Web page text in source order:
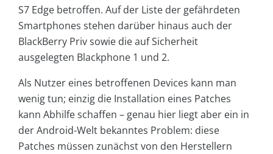
S7 Edge betroffen. Auf der Liste der gefährdeten
Smartphones stehen darüber hinaus auch der
BlackBerry Priv sowie die auf Sicherheit
ausgelegten Blackphone 1 und 2.
Als Nutzer eines betroffenen Devices kann man
wenig tun; einzig die Installation eines Patches
kann Abhilfe schaffen – genau hier liegt aber ein in
der Android-Welt bekanntes Problem: diese
Patches müssen zunächst von den Herstellern